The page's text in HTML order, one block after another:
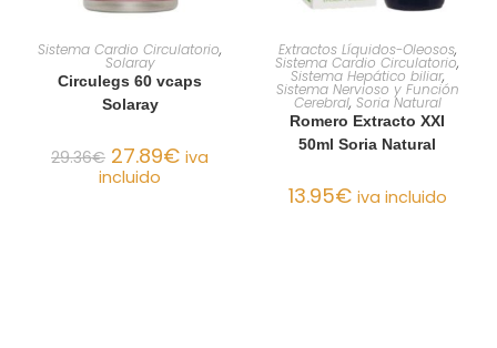
AÑADIR AL CARRITO
Sistema Cardio Circulatorio,
Solaray
Circulegs 60 vcaps
Solaray
29.36€ 27.89€ iva
incluido
AÑADIR AL CARRITO
Extractos Líquidos-Oleosos,
Sistema Cardio Circulatorio,
Sistema Hepático biliar,
Sistema Nervioso y Función
Cerebral, Soria Natural
Romero Extracto XXI
50ml Soria Natural
13.95€ iva incluido